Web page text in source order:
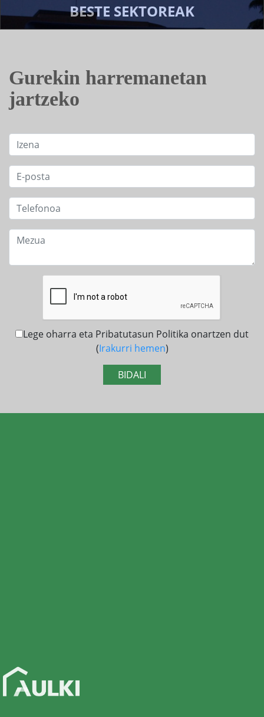
BESTE SEKTOREAK
Gurekin harremanetan
jartzeko
Lege oharra eta Pribatutasun Politika onartzen dut
(Irakurri hemen)
BIDALI